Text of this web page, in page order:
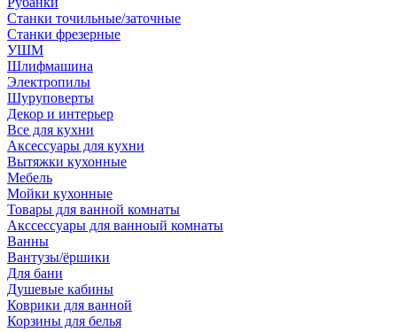
Станки точильные/заточные
Станки фрезерные
УШМ
Шлифмашина
Электропилы
Шуруповерты
Декор и интерьер
Все для кухни
Аксессуары для кухни
Вытяжки кухонные
Мебель
Мойки кухонные
Товары для ванной комнаты
Акссессуары для ванноый комнаты
Ванны
Вантузы/ёршики
Для бани
Душевые кабины
Коврики для ванной
Корзины для белья